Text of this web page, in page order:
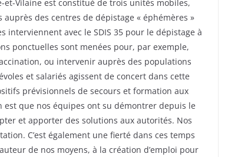
et-Vilaine est constitué de trois unités mobiles,
des centres de dépistage « éphémères »
interviennent avec le SDIS 35 pour le dépistage à
ponctuelles sont menées pour, par exemple,
ou intervenir auprès des populations
et salariés agissent de concert dans cette
prévisionnels de secours et formation aux
est que nos équipes ont su démontrer depuis le
et apporter des solutions aux autorités. Nos
C’est également une fierté dans ces temps
de nos moyens, à la création d’emploi pour